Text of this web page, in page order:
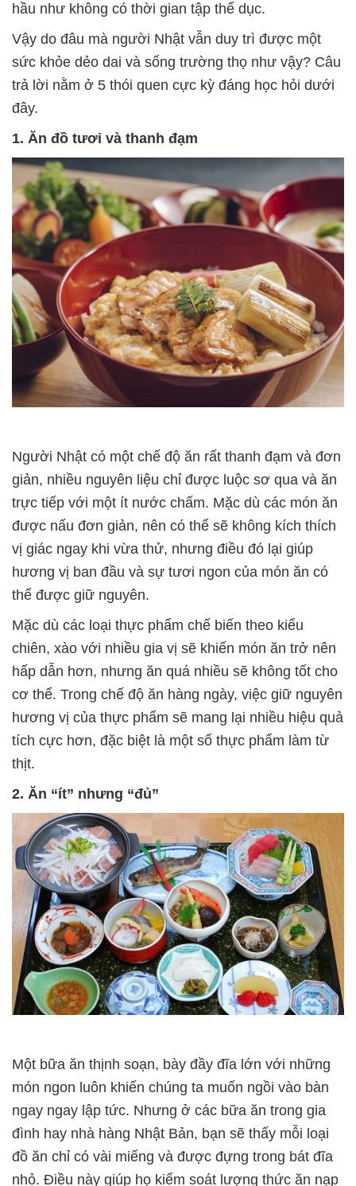
hầu như không có thời gian tập thể dục.
Vậy do đâu mà người Nhật vẫn duy trì được một
sức khỏe dẻo dai và sống trường thọ như vậy? Câu
trả lời nằm ở 5 thói quen cực kỳ đáng học hỏi dưới
đây.
1. Ăn đồ tươi và thanh đạm
Người Nhật có một chế độ ăn rất thanh đạm và đơn
giản, nhiều nguyên liệu chỉ được luộc sơ qua và ăn
trực tiếp với một ít nước chấm. Mặc dù các món ăn
được nấu đơn giản, nên có thể sẽ không kích thích
vị giác ngay khi vừa thử, nhưng điều đó lại giúp
hương vị ban đầu và sự tươi ngon của món ăn có
thể được giữ nguyên.
Mặc dù các loại thực phẩm chế biến theo kiểu
chiên, xào với nhiều gia vị sẽ khiến món ăn trở nên
hấp dẫn hơn, nhưng ăn quá nhiều sẽ không tốt cho
cơ thể. Trong chế độ ăn hàng ngày, việc giữ nguyên
hương vị của thực phẩm sẽ mang lại nhiều hiệu quả
tích cực hơn, đặc biệt là một số thực phẩm làm từ
thịt.
2. Ăn “ít” nhưng “đủ”
Một bữa ăn thịnh soạn, bày đầy đĩa lớn với những
món ngon luôn khiến chúng ta muốn ngồi vào bàn
ngay ngay lập tức. Nhưng ở các bữa ăn trong gia
đình hay nhà hàng Nhật Bản, bạn sẽ thấy mỗi loại
đồ ăn chỉ có vài miếng và được đựng trong bát đĩa
nhỏ. Điều này giúp họ kiểm soát lượng thức ăn nạp